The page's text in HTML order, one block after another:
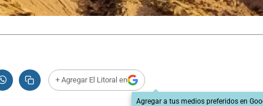
+ Agregar El Litoral en
Agregar a tus medios preferidos en